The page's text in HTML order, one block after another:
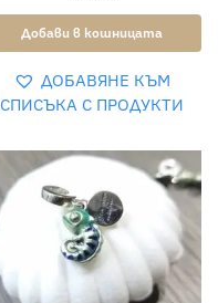
Добави в кошницата
ДОБАВЯНЕ КЪМ
СПИСЪКА С ПРОДУКТИ